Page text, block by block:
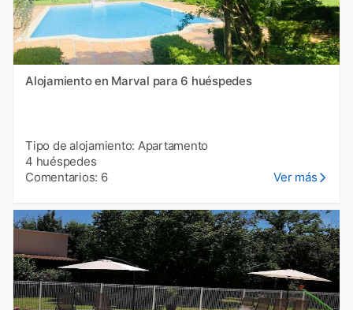
Alojamiento en Marval para 6 huéspedes
Tipo de alojamiento: Apartamento
4 huéspedes
Comentarios: 6
Ver más